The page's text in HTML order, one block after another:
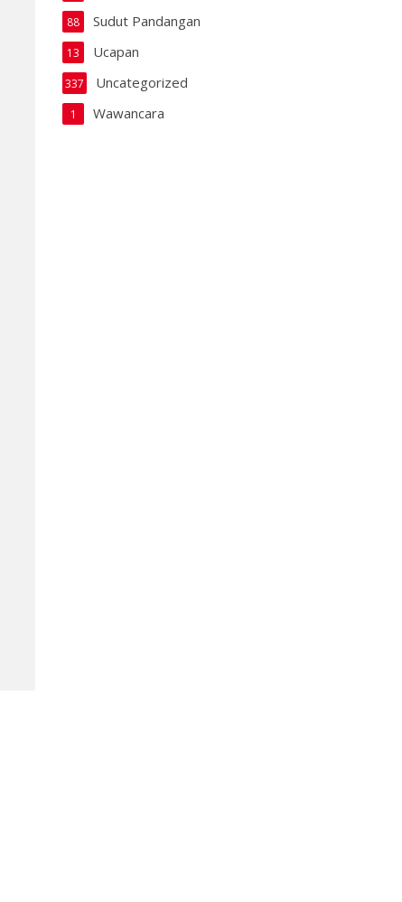
Sudut Pandangan
88
Ucapan
13
Uncategorized
337
Wawancara
1